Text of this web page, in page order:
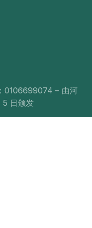
0106699074 – 由河
5 日颁发